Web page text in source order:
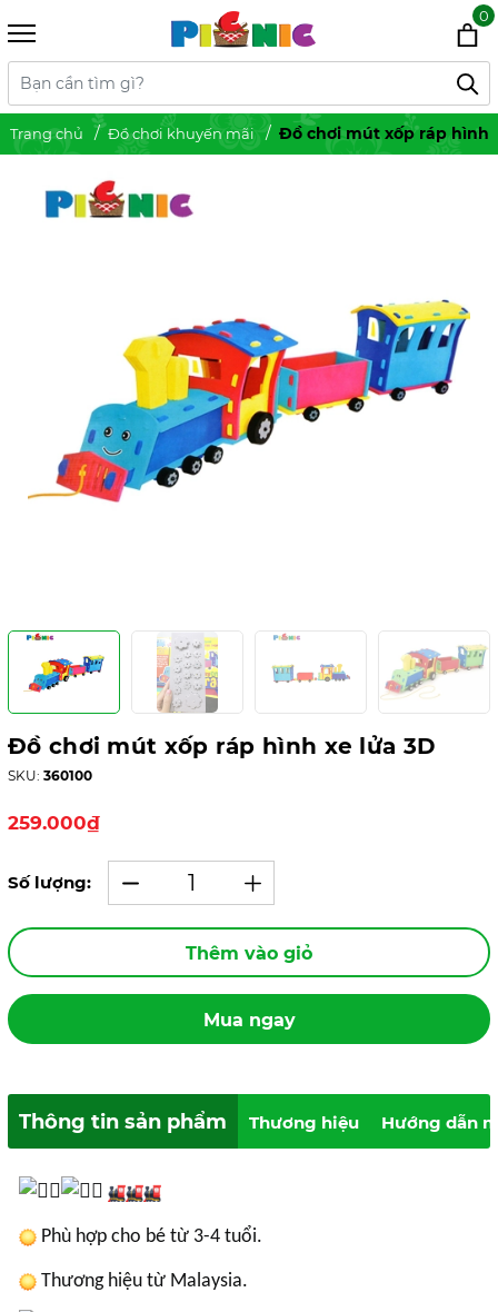
0
Trang chủ Đồ chơi khuyến mãi Đồ chơi mút xốp ráp hình
Đồ chơi mút xốp ráp hình xe lửa 3D
SKU: 360100
259.000₫
Số lượng:
Thêm vào giỏ
Mua ngay
Thông tin sản phẩm Thương hiệu Hướng dẫn
Phù hợp cho bé từ 3-4 tuổi.
Thương hiệu từ Malaysia.